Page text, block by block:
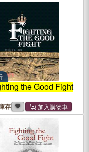
the Good Fight
存